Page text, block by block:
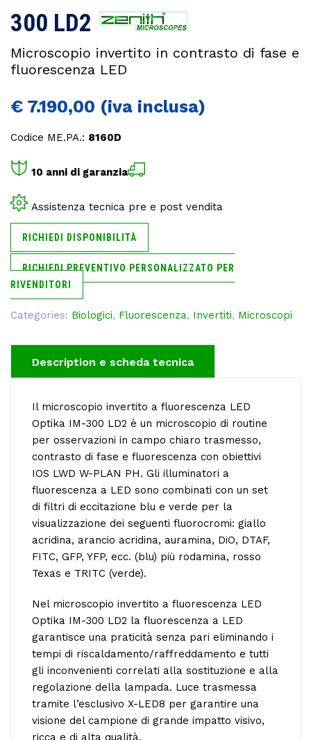
300 LD2
Microscopio invertito in contrasto di fase e
fluorescenza LED
€ 7.190,00
Codice ME.PA.: 8160D
10 anni di garanzia
Assistenza tecnica pre e post vendita
RICHIEDI DISPONIBILITÀ
RICHIEDI PREVENTIVO PERSONALIZZATO PER
RIVENDITORI
Categories: Biologici, Fluorescenza, Invertiti, Microscopi
Description
Il microscopio invertito a fluorescenza LED
Optika IM-300 LD2 è un microscopio di routine
per osservazioni in campo chiaro trasmesso,
contrasto di fase e fluorescenza con obiettivi
IOS LWD W-PLAN PH. Gli illuminatori a
fluorescenza a LED sono combinati con un set
di filtri di eccitazione blu e verde per la
visualizzazione dei seguenti fluorocromi: giallo
acridina, arancio acridina, auramina, DiO, DTAF,
FITC, GFP, YFP, ecc. (blu) più rodamina, rosso
Texas e TRITC (verde).
Nel microscopio invertito a fluorescenza LED
Optika IM-300 LD2 la fluorescenza a LED
garantisce una praticità senza pari eliminando i
tempi di riscaldamento/raffreddamento e tutti
gli inconvenienti correlati alla sostituzione e alla
regolazione della lampada. Luce trasmessa
tramite l’esclusivo X-LED8 per garantire una
visione del campione di grande impatto visivo,
ricca e di alta qualità.